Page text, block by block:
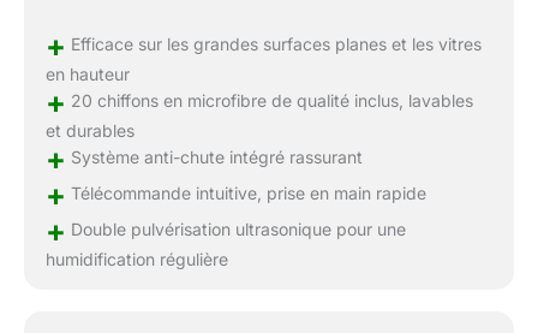
+ Efficace sur les grandes surfaces planes et les vitres
en hauteur
+ 20 chiffons en microfibre de qualité inclus, lavables
et durables
+ Système anti-chute intégré rassurant
+ Télécommande intuitive, prise en main rapide
+ Double pulvérisation ultrasonique pour une
humidification régulière